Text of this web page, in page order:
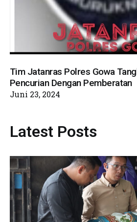
Tim Jatanras Polres Gowa
Pencurian Dengan Pemberatan
Juni 23, 2024
Latest Posts